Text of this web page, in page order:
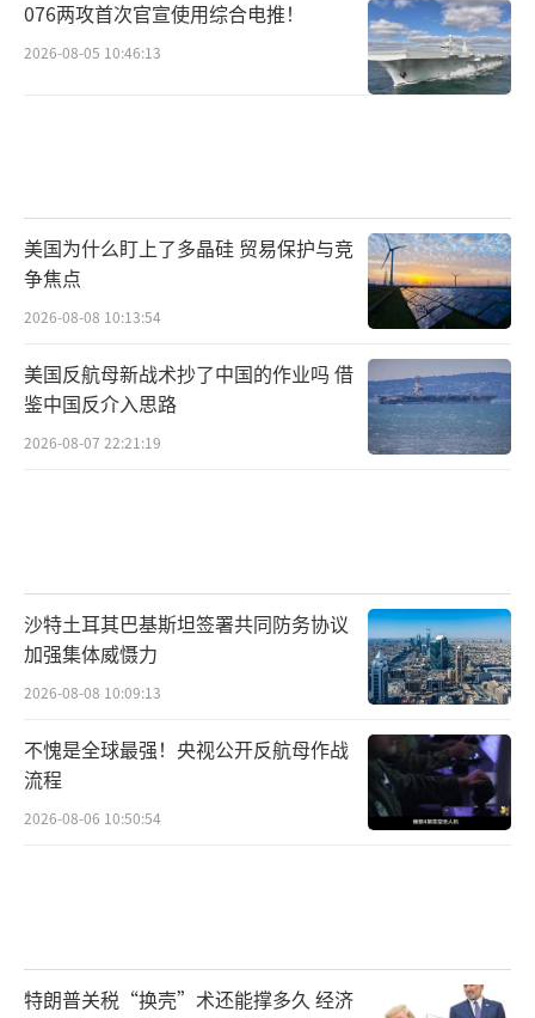
076两攻首次官宣使用综合电推！
2026-08-05 10:46:13
美国为什么盯上了多晶硅 贸易保护与竞
争焦点
2026-08-08 10:13:54
美国反航母新战术抄了中国的作业吗 借
鉴中国反介入思路
2026-08-07 22:21:19
沙特土耳其巴基斯坦签署共同防务协议
加强集体威慑力
2026-08-08 10:09:13
不愧是全球最强！央视公开反航母作战
流程
2026-08-06 10:50:54
特朗普关税“换壳”术还能撑多久 经济